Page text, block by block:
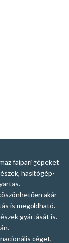
faipari gépeket
hasítógép-
akár
is megoldható.
gyártását is.
céget,